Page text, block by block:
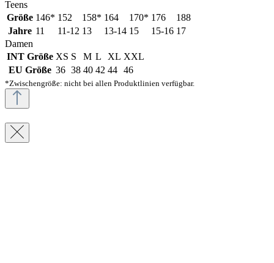
Teens
Größe 146* 152 158* 164 170* 176
188
Jahre 11 11-12 13 13-14 15 15-16 17
Damen
INT Größe XS S M L XL XXL
EU Größe 36 38 40 42 44 46
*Zwischengröße: nicht bei allen Produktlinien verfügbar.